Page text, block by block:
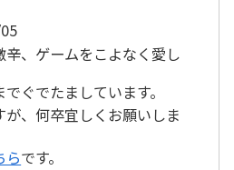
、ゲームをこよなく愛し
ぐでたましています。
、何卒宜しくお願いしま
らです。